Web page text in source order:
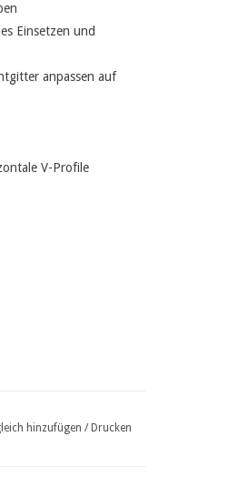
Einsetzen und
anpassen auf
V-Profile
hinzufügen / Drucken